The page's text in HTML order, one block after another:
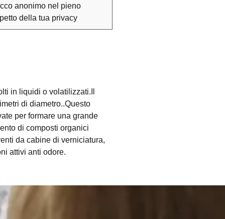
anonimo nel pieno
della tua privacy
in liquidi o volatilizzati.Il
di diametro..Questo
per formare una grande
di composti organici
da cabine di verniciatura,
attivi anti odore.